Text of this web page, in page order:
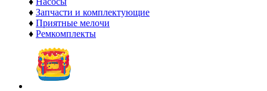
♦ Запчасти и комплектующие
♦ Приятные мелочи
♦ Ремкомплекты